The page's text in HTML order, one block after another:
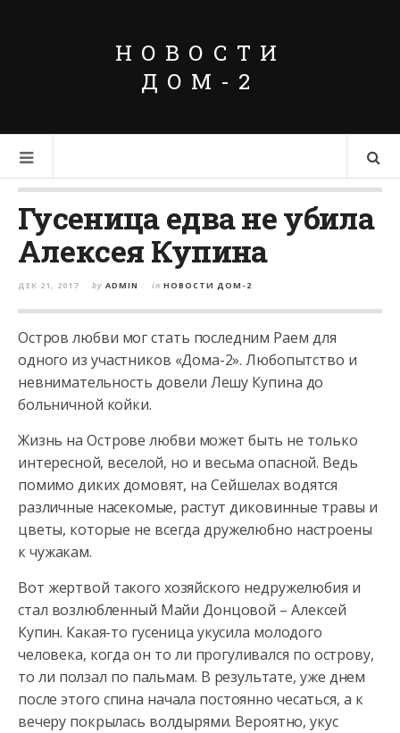
НОВОСТИ
ДОМ-2
Гусеница едва не убила
Алексея Купина
ДЕК 21, 2017 by ADMIN in НОВОСТИ ДОМ-2
Остров любви мог стать последним Раем для
одного из участников «Дома-2». Любопытство и
невнимательность довели Лешу Купина до
больничной койки.
Жизнь на Острове любви может быть не только
интересной, веселой, но и весьма опасной. Ведь
помимо диких домовят, на Сейшелах водятся
различные насекомые, растут диковинные травы и
цветы, которые не всегда дружелюбно настроены
к чужакам.
Вот жертвой такого хозяйского недружелюбия и
стал возлюбленный Майи Донцовой – Алексей
Купин. Какая-то гусеница укусила молодого
человека, когда он то ли прогуливался по острову,
то ли ползал по пальмам. В результате, уже днем
после этого спина начала постоянно чесаться, а к
вечеру покрылась волдырями. Вероятно, укус